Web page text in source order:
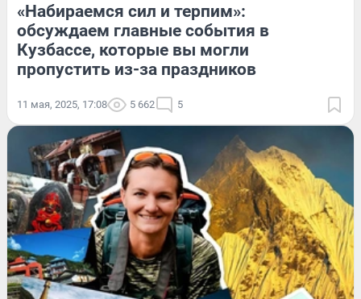
«Набираемся сил и терпим»:
обсуждаем главные события в
Кузбассе, которые вы могли
пропустить из-за праздников
11 мая, 2025, 17:08 5 662 5